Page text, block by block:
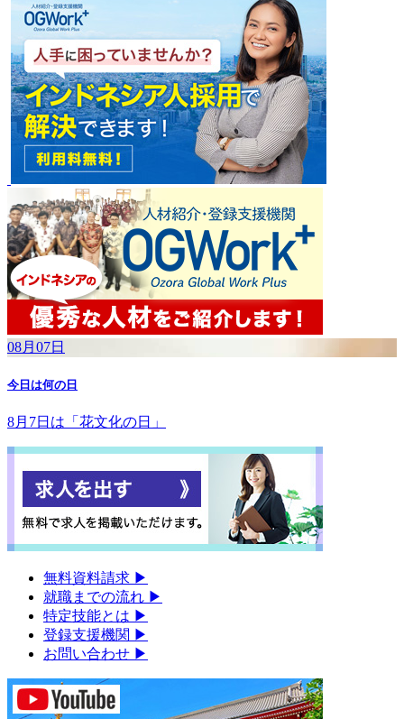
08月07日
今日は何の日
8月7日は「花文化の日」
無料資料請求 ▶︎
就職までの流れ ▶︎
特定技能とは ▶︎
登録支援機関 ▶︎
お問い合わせ ▶︎